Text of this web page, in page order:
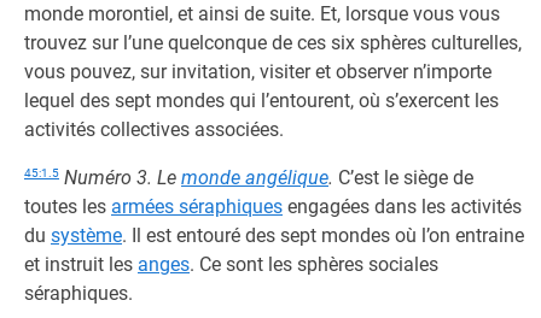
monde morontiel, et ainsi de suite. Et, lorsque vous vous
trouvez sur l’une quelconque de ces six sphères culturelles,
vous pouvez, sur invitation, visiter et observer n’importe
lequel des sept mondes qui l’entourent, où s’exercent les
activités collectives associées.
45:1.5 Numéro 3. Le monde angélique. C’est le siège de
toutes les armées séraphiques engagées dans les activités
du système. Il est entouré des sept mondes où l’on entraine
et instruit les anges. Ce sont les sphères sociales
séraphiques.